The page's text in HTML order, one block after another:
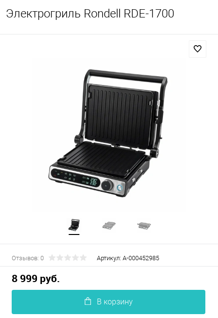
Электрогриль Rondell RDE-1700
Отзывов: 0 Артикул: А-000452985
8 999 руб.
В корзину